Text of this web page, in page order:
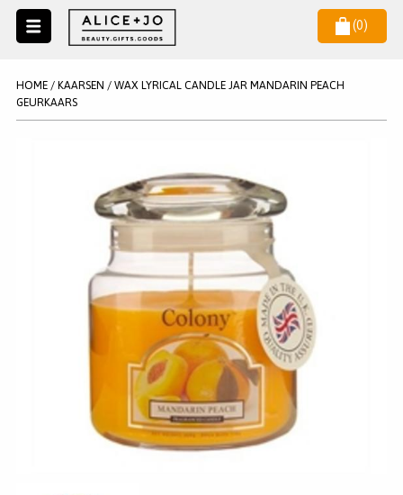
(0)
SALE
MAKE UP ACCESSOIRES
HOME/ KAARSEN / WAX LYRICAL CANDLE JAR MANDARIN PEACH
GEURKAARS
NIEUWSBRIEF
Wil je als eerste op de hoogste zijn van het laatste nieuws en